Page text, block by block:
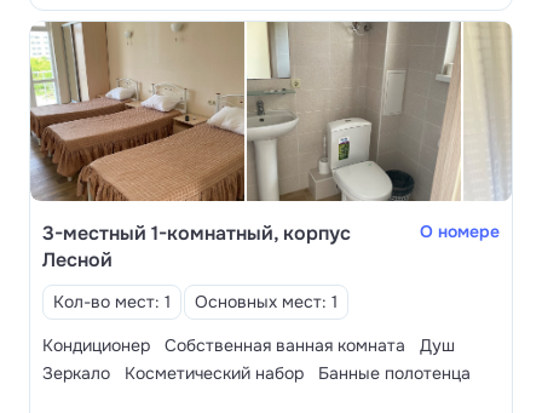
3-местный 1-комнатный, корпус
Лесной
О номере
Кол-во мест: 1
Основных мест: 1
Кондиционер
Собственная ванная комната
Душ
Зеркало
Косметический набор Банные полотенца